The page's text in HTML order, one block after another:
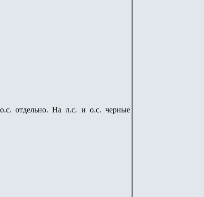
отдельно. На л.с. и о.с. черные